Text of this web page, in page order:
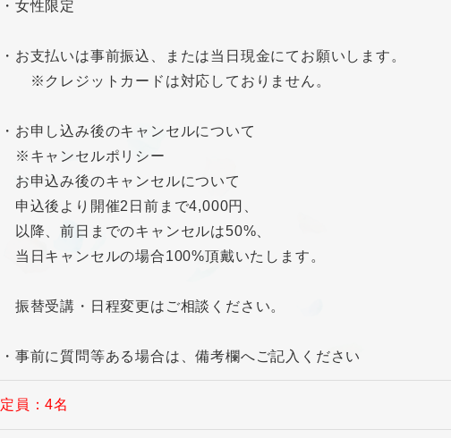
・女性限定
・お支払いは事前振込、または当日現金にてお願いします。
※クレジットカードは対応しておりません。
・お申し込み後のキャンセルについて
※キャンセルポリシー
お申込み後のキャンセルについて
申込後より開催2日前まで4,000円、
以降、前日までのキャンセルは50%、
当日キャンセルの場合100%頂戴いたします。
振替受講・日程変更はご相談ください。
・事前に質問等ある場合は、備考欄へご記入ください
定員：4名